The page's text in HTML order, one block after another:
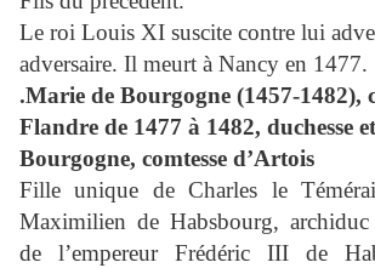
Le roi Louis XI suscite contre lui
adversaire. Il meurt à Nancy en 1477.
.Marie de Bourgogne (1457-1482),
Flandre de 1477 à 1482, duchesse
Bourgogne, comtesse d’Artois
Fille unique de Charles le
Maximilien de Habsbourg,
de l’empereur Frédéric III de